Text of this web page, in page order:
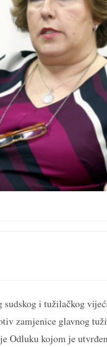
i tužilačkog
zamjenice glavnog
Odluku kojom je